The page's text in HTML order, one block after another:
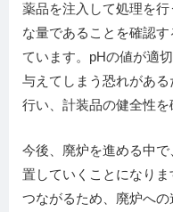
薬品を注入して処理を
な量であることを確認
ています。pHの値が適
与えてしまう恐れがあ
行い、計装品の健全性を
今後、廃炉を進める中
置していくことになり
つながるため、廃炉へ